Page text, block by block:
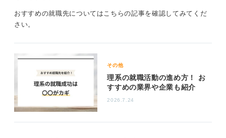
2
仮に本人が「何でもやります」と言ったとしても、それ
ん。
研究内容よりも理系院生としての自分自身に焦点を
当てることが大切
おすすめの就職先についてはこちらの記事を確認してみてくだ
さい。
その他
理系の就職活動の進め方！ お
すすめの業界や企業も紹介
2026.7.24